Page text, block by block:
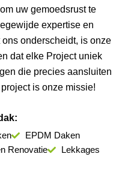
uw gemoedsrust te
expertise en
onderscheidt, is onze
dat elke Project uniek
die precies aansluiten
is onze missie!
EPDM Daken
Renovatie
Lekkages